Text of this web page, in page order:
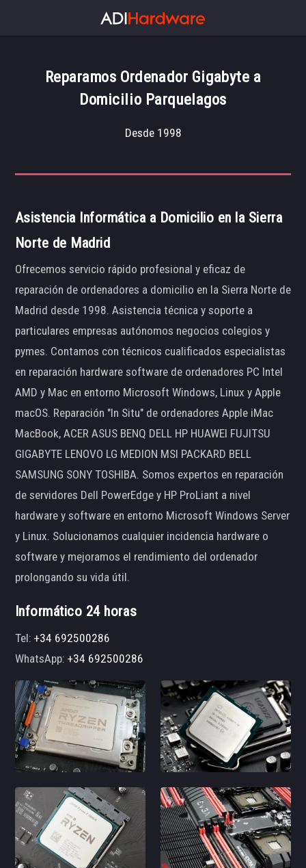
Reparamos Ordenador Gigabyte a
Domicilio Parquelagos
Desde 1998
Asistencia Informática a Domicilio en la Sierra
Norte de Madrid
Ofrecemos servicio rápido profesional y eficaz de
reparación de ordenadores a domicilio en la Sierra Norte de
Madrid desde 1998. Asistencia técnica y soporte a
particulares empresas autónomos negocios colegios y
pymes. Contamos con técnicos cualificados especialistas
en reparación hardware software de ordenadores PC Intel
AMD y Mac en entorno Microsoft Windows, Linux y Apple
macOS. Reparación "In Situ" de ordenadores Apple iMac
MacBook, ACER ASUS BENQ DELL HP HUAWEI FUJITSU
GIGABYTE LENOVO LG MEDION MSI PACKARD BELL
SAMSUNG SONY TOSHIBA. Somos expertos en reparación
de servidores Dell PowerEdge y HP ProLiant a nivel
hardware y software en entorno Microsoft Windows Server
y Linux. Solucionamos cualquier incidencia hardware o
software y mejoramos el rendimiento del ordenador
prolongando su vida útil.
Informático 24 horas
Tel:+34 692500286
WhatsApp:+34 692500286